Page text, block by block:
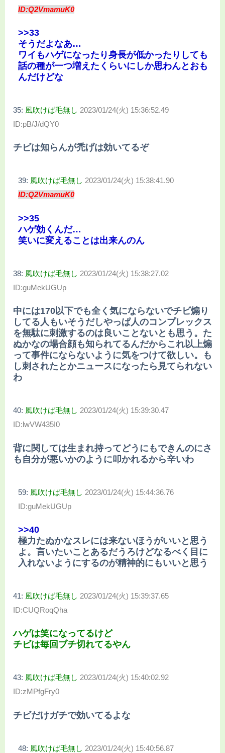
ID:Q2VmamuK0
>>33
そうだよなあ…
ワイもハゲになったり身長が低かったりしても
話の種が一つ増えたくらいにしか思わんとおも
んだけどな
35: 風吹けば毛無し 2023/01/24(火) 15:36:52.49
ID:pB/J/dQY0
チビは知らんが禿げは効いてるぞ
39: 風吹けば毛無し 2023/01/24(火) 15:38:41.90
ID:Q2VmamuK0
>>35
ハゲ効くんだ…
笑いに変えることは出来んのん
38: 風吹けば毛無し 2023/01/24(火) 15:38:27.02
ID:guMekUGUp
中には170以下でも全く気にならないでチビ煽り
してる人もいそうだしやっぱ人のコンプレックス
を無駄に刺激するのは良いことないとも思う。た
ぬかなの場合顔も知られてるんだからこれ以上煽
って事件にならないように気をつけて欲しい。も
し刺されたとかニュースになったら見てられない
わ
40: 風吹けば毛無し 2023/01/24(火) 15:39:30.47
ID:lwVW435I0
背に関しては生まれ持ってどうにもできんのにさ
も自分が悪いかのように叩かれるから辛いわ
59: 風吹けば毛無し 2023/01/24(火) 15:44:36.76
ID:guMekUGUp
>>40
極力たぬかなスレには来ないほうがいいと思う
よ。言いたいことあるだうろけどなるべく目に
入れないようにするのが精神的にもいいと思う
41: 風吹けば毛無し 2023/01/24(火) 15:39:37.65
ID:CUQRoqQha
ハゲは笑になってるけど
チビは毎回ブチ切れてるやん
43: 風吹けば毛無し 2023/01/24(火) 15:40:02.92
ID:zMPfgFry0
チビだけガチで効いてるよな
48: 風吹けば毛無し 2023/01/24(火) 15:40:56.87